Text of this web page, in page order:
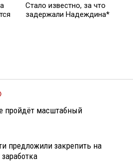
Стало известно, за что
задержали Надеждина*
пройдёт масштабный
предложили закрепить на